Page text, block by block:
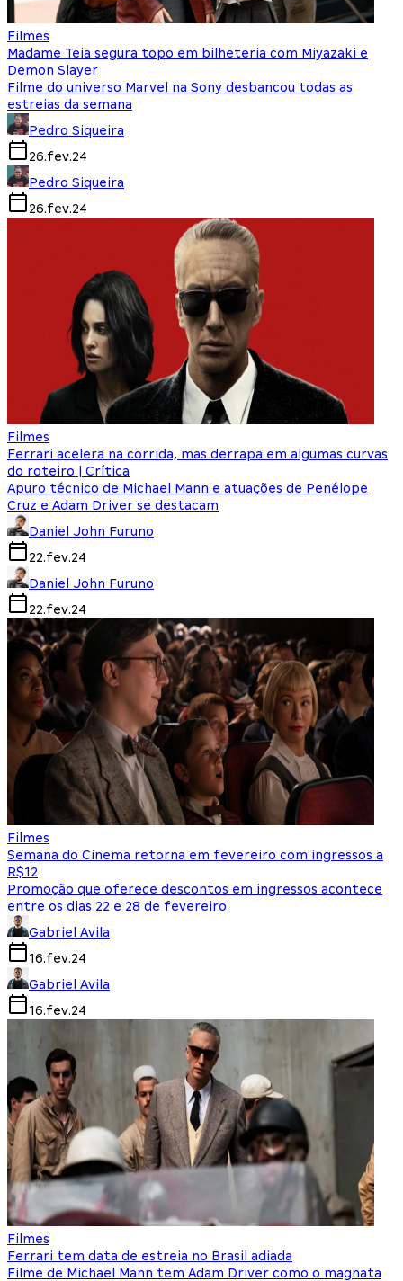
Filmes
Madame Teia segura topo em bilheteria com Miyazaki e
Demon Slayer
Filme do universo Marvel na Sony desbancou todas as
estreias da semana
Pedro Siqueira
26.fev.24
Pedro Siqueira
26.fev.24
Filmes
Ferrari acelera na corrida, mas derrapa em algumas curvas
do roteiro | Crítica
Apuro técnico de Michael Mann e atuações de Penélope
Cruz e Adam Driver se destacam
Daniel John Furuno
22.fev.24
Daniel John Furuno
22.fev.24
Filmes
Semana do Cinema retorna em fevereiro com ingressos a
R$12
Promoção que oferece descontos em ingressos acontece
entre os dias 22 e 28 de fevereiro
Gabriel Avila
16.fev.24
Gabriel Avila
16.fev.24
Filmes
Ferrari tem data de estreia no Brasil adiada
Filme de Michael Mann tem Adam Driver como o magnata